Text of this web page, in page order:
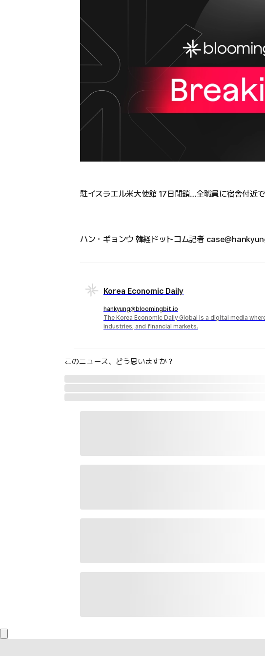
駐イスラエル米大使館 17日閉鎖…全職員に宿舎付近
ハン・ギョンウ 韓経ドットコム記者
Korea Economic Daily
hankyung@bloomingbit.io
The Korea Economic Daily Global is a digital media
industries, and financial markets.
このニュース、どう思いますか？